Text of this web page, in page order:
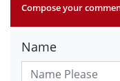
Compose your
Name